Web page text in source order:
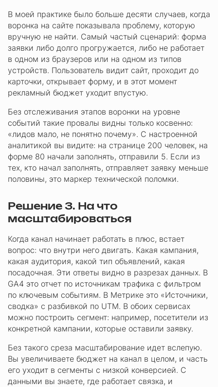
В моей практике было больше десяти случаев, когда
воронка на сайте показывала проблему, которую
вручную не найти. Самый частый сценарий: форма
заявки либо долго прогружается, либо не работает
в одном из браузеров или на одном из типов
устройств. Пользователь видит сайт, проходит до
карточки, открывает форму, и в этот момент
рекламный бюджет уходит впустую.
Без отслеживания этапов воронки на уровне
событий такие провалы видны только косвенно:
«лидов мало, не понятно почему». С настроенной
аналитикой вы видите: на странице 200 человек, на
форме 80 начали заполнять, отправили 5. Если из
тех, кто начал заполнять, отправляет заявку меньше
половины, это маркер технической поломки.
Решение 3. На что
масштабироваться
Когда канал начинает работать в плюс, встает
вопрос: что внутри него двигать. Какая кампания,
какая аудитория, какой тип объявлений, какая
посадочная. Эти ответы видно в разрезах данных. В
GA4 это отчет по источникам трафика с фильтром
по ключевым событиям. В Метрике это «Источники,
сводка» с разбивкой по UTM. В обоих сервисах
можно построить сегмент: например, посетители из
конкретной кампании, которые оставили заявку.
Без такого среза масштабирование идет вслепую.
Вы увеличиваете бюджет на канал в целом, и часть
его уходит в сегменты с низкой конверсией. С
данными вы знаете, где работает связка, и